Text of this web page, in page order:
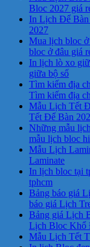
Bloc 2027 giá
In Lịch Để Bàn
2027
Mua lịch bloc ở
bloc ở đâu giá
In lịch lò xo
giữa bộ số
Tìm kiếm địa
Tìm kiếm địa
Mẫu Lịch Tết
Tết Để Bàn
Những mẫu
mẫu lịch bloc
Mẫu Lịch
Laminate
In lịch bloc tại
tphcm
Bảng báo giá
báo giá Lịch
Bảng giá Lịch
Lịch Bloc Khổ
Mẫu Lịch Tết